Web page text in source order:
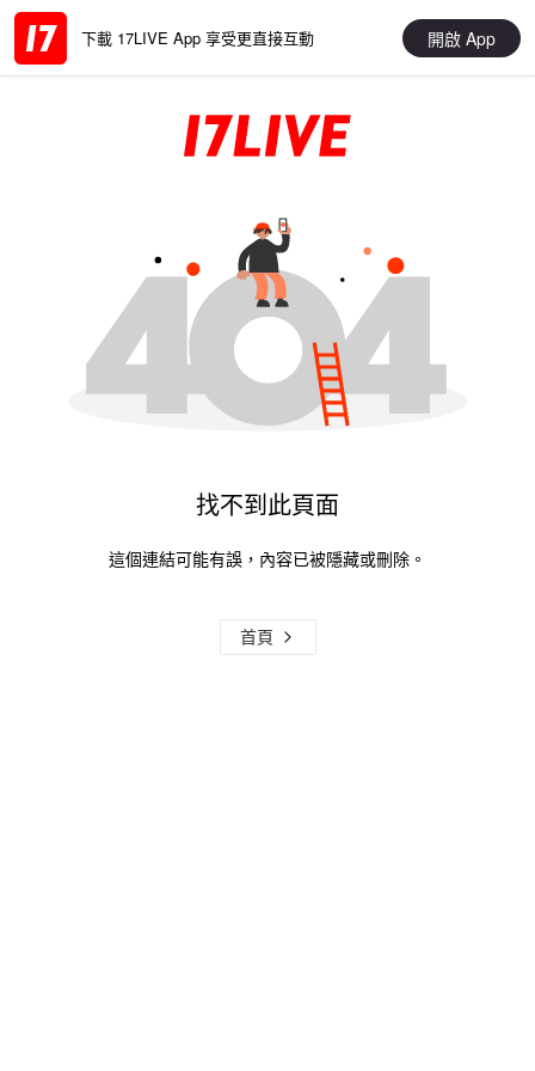
下載 17LIVE App 享受更直接互動 開啟 App
找不到此頁面
這個連結可能有誤，內容已被隱藏或刪除。
首頁